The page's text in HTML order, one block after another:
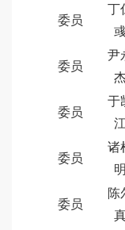
委员
丁
委员
尹
委员
于
委员
诸
明
委员
陈